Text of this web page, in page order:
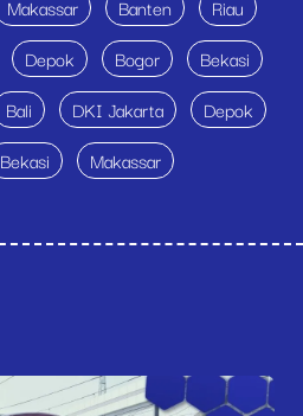
Makassar Banten
Riau
Depok Bogor
Bekasi
Bali DKI Jakarta
Depok
Bekasi Makassar